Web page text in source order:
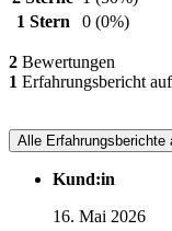
1 Stern
0 (0%)
2 Bewertungen
1 Erfahrungsbericht
Alle Erfahrungsberichte
Kund:in
16. Mai 2026